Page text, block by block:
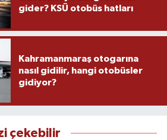
gider? KSÜ otobüs hatları
Kahramanmaraş otogarına
nasıl gidilir, hangi otobüsler
gidiyor?
çekebilir